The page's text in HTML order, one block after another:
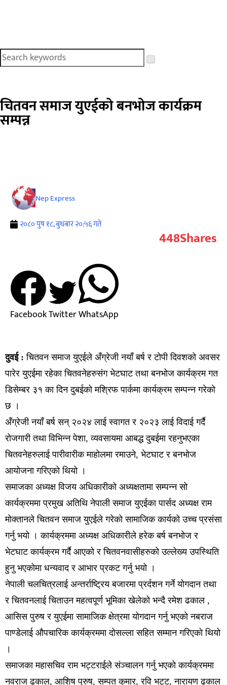
चितवन समाज युएईको बनभोज कार्यक्रम
सम्पन्न
Nep Express
२०८० पुष १८, बुधबार २०:५६ गते
Shares
448
FacebookTwitterWhatsApp
दुवई : चितवन समाज युएईले अँग्रेजी नयाँ बर्ष र टोपी दिवशको अवसर
पारेर युएईमा रहेका चितवनेहरुसंग भेटघाट तथा बनभोज कार्यक्रम गत
डिसेम्बर ३१ का दिन दुबईको मश्रिफ पार्कमा कार्यक्रम सम्पन्न गरेको
छ ।
अँग्रेजी नयाँ बर्ष सन् २०२४ लाई स्वागत र २०२३ लाई विदाई गर्दै
रोजगारी तथा विभिन्न पेशा, व्यवसायमा आबद्ध दुबईमा रहनुभएका
चितवनेहरुलाई पारीवारीक माहोलमा रमाउने, भेटघाट र बनभोज
आयोजना गरिएको थियो ।
समाजका अध्यक्ष विजय अधिकारीको अध्यक्षतामा सम्पन्न सो
कार्यक्रममा प्रमुख अतिथि नेपाली समाज युएईका पार्सद अध्यक्ष राम
मोक्तानले चितवन समाज युएईले गरेको सामाजिक कार्यको उच्च प्रसंसा
गर्नु भयो । कार्यक्रममा अध्यक्ष अधिकारीले हरेक बर्ष बनभोज र
भेटघाट कार्यक्रम गर्दै आएको र चितवनवासीहरुको उल्लेख्य उपस्थिति
हुनु भएकोमा धन्यवाद र आभार प्रकट गर्नु भयो ।
नेपाली चलचित्रलाई अन्तर्राष्ट्रिय बजारमा प्रर्दशन गर्ने योगदान तथा
र चितवनलाई चिताउन महत्वपूर्ण भूमिका खेलेको भन्दै रमेश ढकाल ,
आसिस पुरुष र युएईमा सामाजिक क्षेत्रमा योगदान गर्नु भएको नबराज
पाण्डेलाई औपचारिक कार्यक्रममा दोसल्ला सहित सम्मान गरिएको थियो
।
समाजका महासचिव राम भट्टराईले संञ्चालन गर्नु भएको कार्यक्रममा
नवराज ढकाल, आशिष पुरुष, सम्पत कुमार, रवि भट्ट, नारायण ढकाल